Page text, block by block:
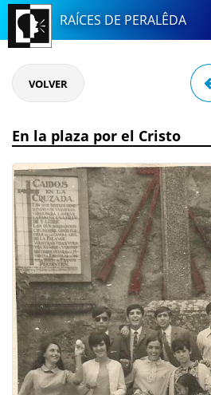
RAÍCES DE PERALÊDA
VOLVER
En la plaza por el Cristo